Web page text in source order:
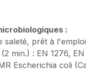
:
saleté, prêt à
min.) : EN 1276, EN
Escherichia coli